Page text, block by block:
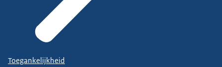
Toegankelijkheid